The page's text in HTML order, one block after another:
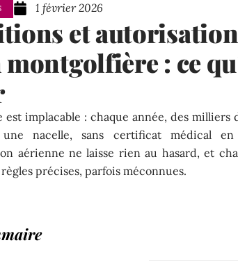
1 février 2026
et
montgolfière : ce
est implacable : chaque année, des milliers
nacelle, sans certificat médical
aérienne ne laisse rien au hasard, et
précises, parfois méconnues.